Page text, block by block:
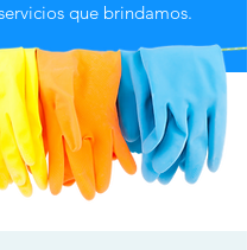
que brindamos.